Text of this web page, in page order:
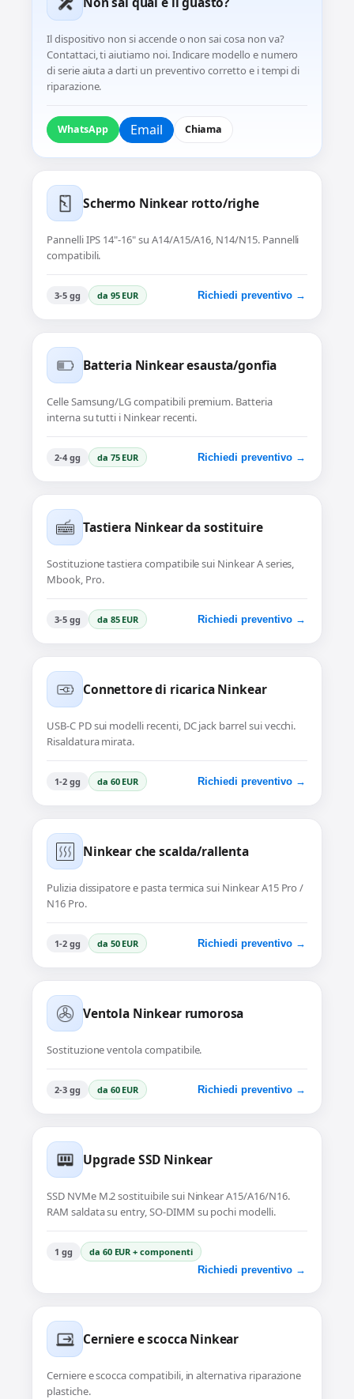
Il dispositivo non si accende o non sai cosa non va?
Contattaci, ti aiutiamo noi. Indicare modello e numero
di serie aiuta a darti un preventivo corretto e i tempi di
riparazione.
WhatsApp Email Chiama
Schermo Ninkear rotto/righe
Pannelli IPS 14"-16" su A14/A15/A16, N14/N15. Pannelli
compatibili.
3-5 gg da 95 EUR Richiedi preventivo →
Batteria Ninkear esausta/gonfia
Celle Samsung/LG compatibili premium. Batteria
interna su tutti i Ninkear recenti.
2-4 gg da 75 EUR Richiedi preventivo →
Tastiera Ninkear da sostituire
Sostituzione tastiera compatibile sui Ninkear A series,
Mbook, Pro.
3-5 gg da 85 EUR Richiedi preventivo →
Connettore di ricarica Ninkear
USB-C PD sui modelli recenti, DC jack barrel sui vecchi.
Risaldatura mirata.
1-2 gg da 60 EUR Richiedi preventivo →
Ninkear che scalda/rallenta
Pulizia dissipatore e pasta termica sui Ninkear A15 Pro /
N16 Pro.
1-2 gg da 50 EUR Richiedi preventivo →
Ventola Ninkear rumorosa
Sostituzione ventola compatibile.
2-3 gg da 60 EUR Richiedi preventivo →
Upgrade SSD Ninkear
SSD NVMe M.2 sostituibile sui Ninkear A15/A16/N16.
RAM saldata su entry, SO-DIMM su pochi modelli.
1 gg da 60 EUR + componenti
Richiedi preventivo →
Cerniere e scocca Ninkear
Cerniere e scocca compatibili, in alternativa riparazione
plastiche.